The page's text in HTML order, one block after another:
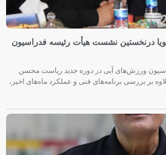
درنخستین نشست هیأت رئیسه فدراسیون
ورزش‌های آبی در دوره جدید ریاست محسن
بر بررسی برنامه‌های فنی و عملکرد ماه‌های اخیر،